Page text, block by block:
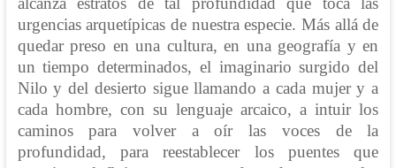
urgencias arquetípicas de nuestra especie. Más allá de
quedar preso en una cultura, en una geografía y en
un tiempo determinados, el imaginario surgido del
Nilo y del desierto sigue llamando a cada mujer y a
cada hombre, con su lenguaje arcaico, a intuir los
caminos para volver a oír las voces de la
profundidad, para reestablecer los puentes que